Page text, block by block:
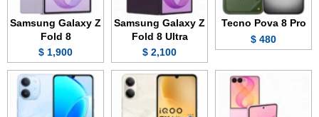
Tecno Pova 8 Pro
480 $
Samsung Galaxy Z
Fold 8 Ultra
2,100 $
Samsung Galaxy Z
Fold 8
1,900 $